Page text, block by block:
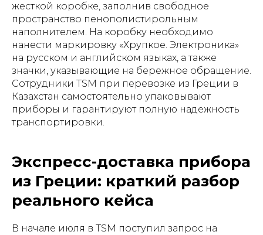
жесткой коробке, заполнив свободное
пространство пенополистирольным
наполнителем. На коробку необходимо
нанести маркировку «Хрупкое. Электроника»
на русском и английском языках, а также
значки, указывающие на бережное обращение.
Сотрудники TSM при перевозке из Греции в
Казахстан самостоятельно упаковывают
приборы и гарантируют полную надежность
транспортировки.
Экспресс-доставка прибора
из Греции: краткий разбор
реального кейса
В начале июля в TSM поступил запрос на